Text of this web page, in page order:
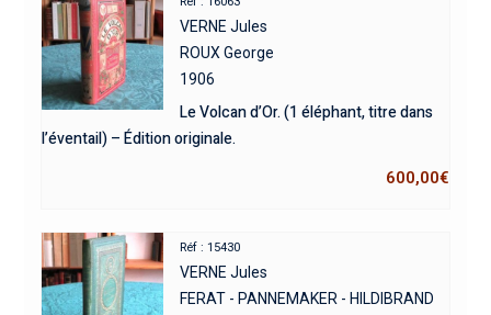
VERNE Jules
ROUX George
1906
Le Volcan d’Or. (1 éléphant, titre dans
l’éventail) – Édition originale.
600,00€
Réf : 15430
VERNE Jules
FERAT - PANNEMAKER - HILDIBRAND